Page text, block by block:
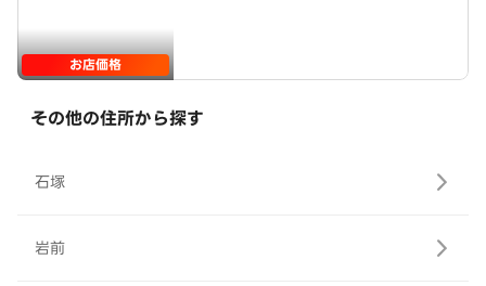
お店価格
その他の住所から探す
石塚
岩前